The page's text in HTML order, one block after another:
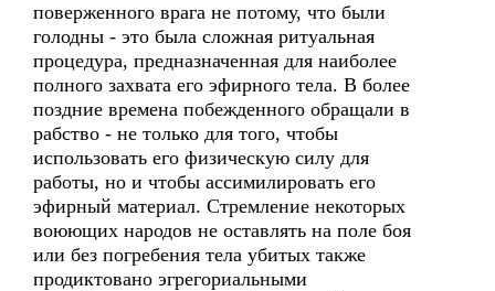
поверженного врага не потому, что были
голодны - это была сложная ритуальная
процедура, предназначенная для наиболее
полного захвата его эфирного тела. В более
поздние времена побежденного обращали в
рабство - не только для того, чтобы
использовать его физическую силу для
работы, но и чтобы ассимилировать его
эфирный материал. Стремление некоторых
воюющих народов не оставлять на поле боя
или без погребения тела убитых также
продиктовано эгрегориальными